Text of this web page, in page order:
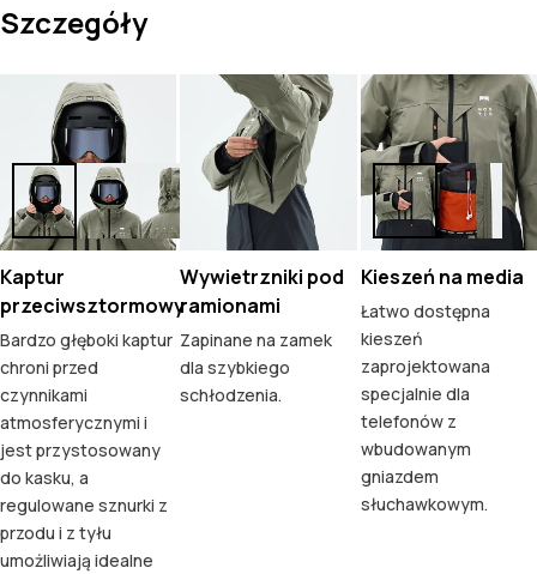
Szczegóły
Kaptur
przeciwsztormowy
Bardzo głęboki kaptur
chroni przed
czynnikami
atmosferycznymi i
jest przystosowany
do kasku, a
regulowane sznurki z
przodu i z tyłu
umożliwiają idealne
Wywietrzniki pod
ramionami
Zapinane na zamek
dla szybkiego
schłodzenia.
Kieszeń na media
Łatwo dostępna
kieszeń
zaprojektowana
specjalnie dla
telefonów z
wbudowanym
gniazdem
słuchawkowym.